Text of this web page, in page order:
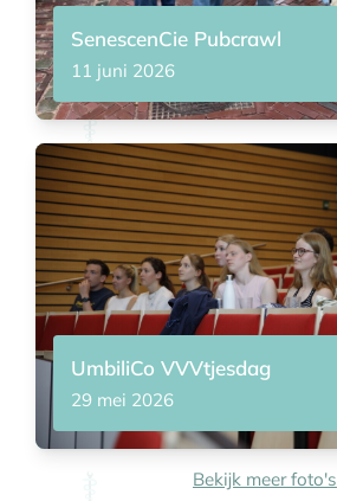
SenescenCie Pubcrawl
11 juni 2026
UmbiliCo VVVtjesdag
29 mei 2026
Bekijk meer foto's